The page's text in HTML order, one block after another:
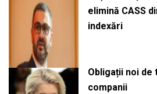
elimină CASS
indexări
Obligații noi
companii